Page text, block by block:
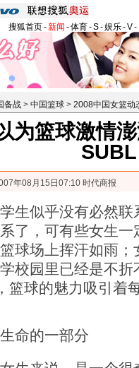
搜狐首页-新闻 -体育-S-娱乐-V-
备战 > 中国篮球 > 2008中国女篮动
为篮球激情
SUBL
年08月15日07:10 时代商报
似乎没有必然联
了，可有些女生
球场上挥汗如雨
校园里已经是不
篮球的魅力吸引着
的一部分